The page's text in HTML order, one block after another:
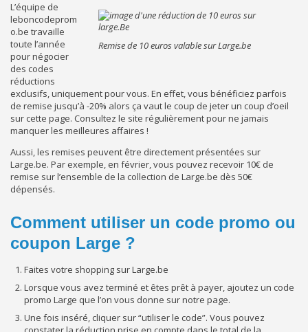
Remise de 10 euros valable sur Large.be
L’équipe de
leboncodeprom
o.be travaille
toute l’année
pour négocier
des codes
réductions
exclusifs, uniquement pour vous. En effet, vous bénéficiez parfois
de remise jusqu’à -20% alors ça vaut le coup de jeter un coup d’oeil
sur cette page. Consultez le site régulièrement pour ne jamais
manquer les meilleures affaires !
Aussi, les remises peuvent être directement présentées sur
Large.be. Par exemple, en février, vous pouvez recevoir 10€ de
remise sur l’ensemble de la collection de Large.be dès 50€
dépensés.
Comment utiliser un code promo ou
coupon Large ?
Faites votre shopping sur Large.be
Lorsque vous avez terminé et êtes prêt à payer, ajoutez un code
promo Large que l’on vous donne sur notre page.
Une fois inséré, cliquer sur “utiliser le code”. Vous pouvez